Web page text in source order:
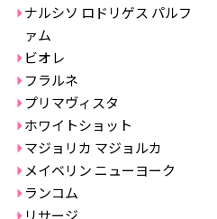
ナルシソ ロドリゲス パルフ
ァム
ビオレ
フラルネ
プリマヴィスタ
ホワイトショット
マジョリカ マジョルカ
メイベリン ニューヨーク
ランコム
リサージ